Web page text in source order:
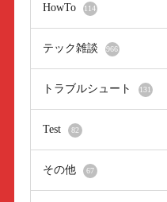
HowTo 114
テック雑談 966
トラブルシュート 131
Test 82
その他 67